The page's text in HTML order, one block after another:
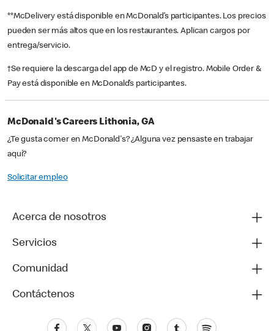
**McDelivery está disponible en McDonald’s participantes. Los precios
pueden ser más altos que en los restaurantes. Aplican cargos por
entrega/servicio.
†Se requiere la descarga del app de McD y el registro. Mobile Order &
Pay está disponible en McDonald’s participantes.
McDonald's Careers Lithonia, GA
¿Te gusta comer en McDonald's? ¿Alguna vez pensaste en trabajar
aquí?
Solicitar empleo
Acerca de nosotros
Servicios
Comunidad
Contáctenos